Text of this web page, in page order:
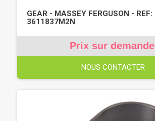
GEAR - MASSEY FERGUSON - REF:
3611837M2N
Prix sur demande
NOUS CONTACTER